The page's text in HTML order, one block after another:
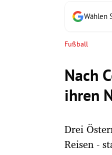
Wählen
Fußball
Nach
ihren
Drei
Reisen -